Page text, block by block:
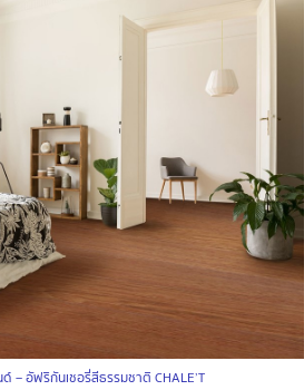
– อัฟริกันเชอรี่สีธรรมชาติ CHALE’T